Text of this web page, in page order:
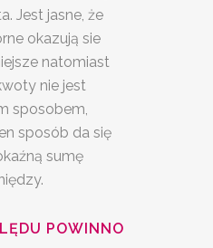
Jest jasne, że
okazują sie
natomiast
nie jest
sposobem,
sposób da się
sumę
POWINNO